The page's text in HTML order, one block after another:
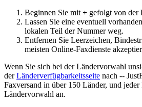
Beginnen Sie mit + gefolgt von der
Lassen Sie eine eventuell
lokalen Teil der Nummer weg.
Entfernen Sie Leerzeichen,
meisten Online-Faxdienste
Wenn Sie sich bei der Ländervorwahl
derLänderverfügbarkeitsseite nach --
Faxversand in über 150 Länder, und
Ländervorwahl an.